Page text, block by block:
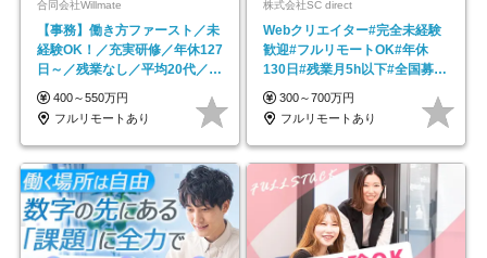
合同会社Willmate
【事務】働き方ファースト／未
経験OK！／充実研修／年休127
日～／残業なし／平均20代／リ
モートOK
400～550万円
フルリモートあり
株式会社SC direct
Webクリエイター#完全未経験
歓迎#フルリモートOK#年休
130日#残業月5h以下#全国募集
#最大1年の研修
300～700万円
フルリモートあり